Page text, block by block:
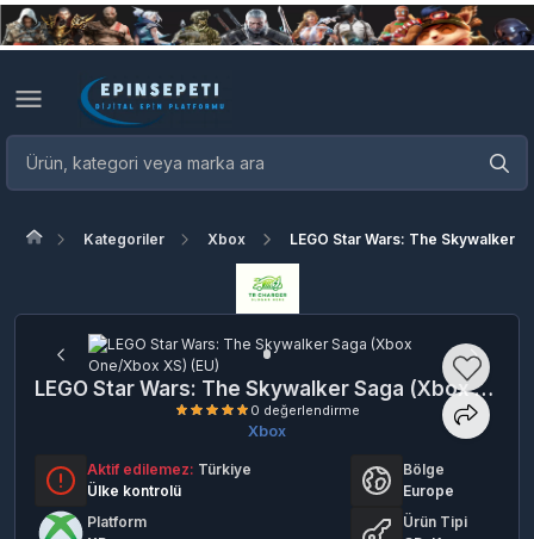
Kategoriler Xbox LEGO Star Wars: The Skywalker
LEGO Star Wars: The Skywalker Saga (Xbox One/Xbox XS) (EU)
0 değerlendirme
Xbox
Aktif edilemez: Türkiye
Ülke kontrolü
Bölge
Europe
Platform
Ürün Tipi